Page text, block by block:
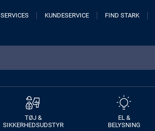
SERVICES KUNDESERVICE FIND STARK
TØJ &
SIKKERHEDSUDSTYR
EL &
BELYSNING